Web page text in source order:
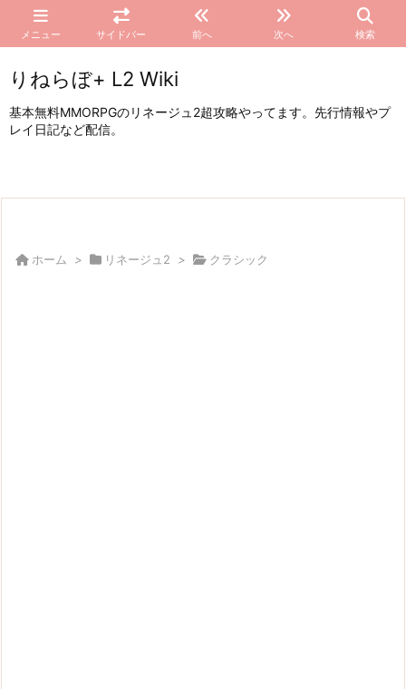
メニュー サイドバー 前へ 次へ 検索
りねらぼ+ L2 Wiki
基本無料MMORPGのリネージュ2超攻略やってます。先行情報やプ
レイ日記など配信。
ホーム > リネージュ2 > クラシック